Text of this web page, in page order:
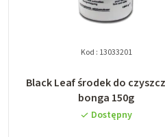
Black Leaf środek do
bonga 150g
Dostępny
Kod : 13033201